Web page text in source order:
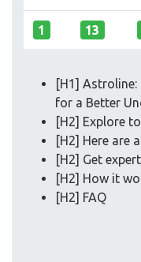
1 13
[H1]
for a Better
[H2] Explore
[H2] Here are
[H2] Get
[H2] How it
[H2] FAQ